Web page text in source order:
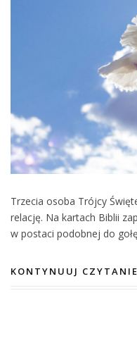
Trzecia osoba Trójcy
relację. Na kartach Biblii
w postaci podobnej do
KONTYNUUJ CZYTANIE